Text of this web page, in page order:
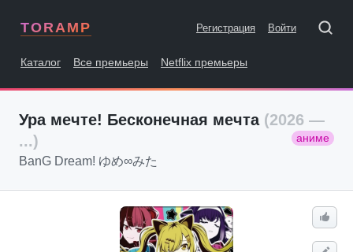
TORAMP Регистрация Войти
Каталог Все премьеры Netflix премьеры
Ура мечте! Бесконечная мечта (2026 —
...)
аниме
BanG Dream! ゆめ∞みた